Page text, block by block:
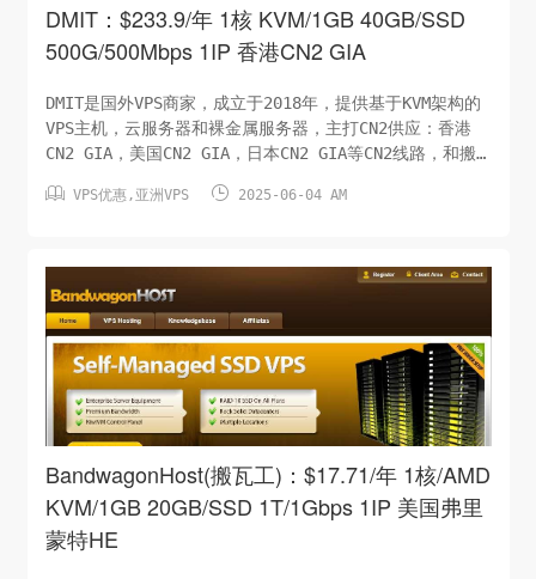
DMIT：$233.9/年 1核 KVM/1GB 40GB/SSD
500G/500Mbps 1IP 香港CN2 GIA
DMIT是国外VPS商家，成立于2018年，提供基于KVM架构的
VPS主机，云服务器和裸金属服务器，主打CN2供应：香港
CN2 GIA，美国CN2 GIA，日本CN2 GIA等CN2线路，和搬
家不错的选择，下列为香港CN2 GIA线路。这家除了贵没其
LinuxIP：1个/IPv4价格：$233.9/年香港CN2 GIA（购买
链接）优惠码：2025-EXISTING-CUSTOMER-10OFF ...
 VPS优惠, 亚洲VPS  2025-06-04 AM
BandwagonHost(搬瓦工)：$17.71/年 1核/AMD
KVM/1GB 20GB/SSD 1T/1Gbps 1IP 美国弗里
蒙特HE